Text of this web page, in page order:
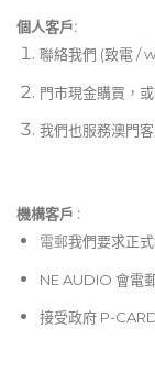
個人客戶:
聯絡我們 (致電 /
門市現金購買，
我們也服務澳門
機構客戶 :​
電郵我們要求正
NE AUDIO 會電
接受政府 P-